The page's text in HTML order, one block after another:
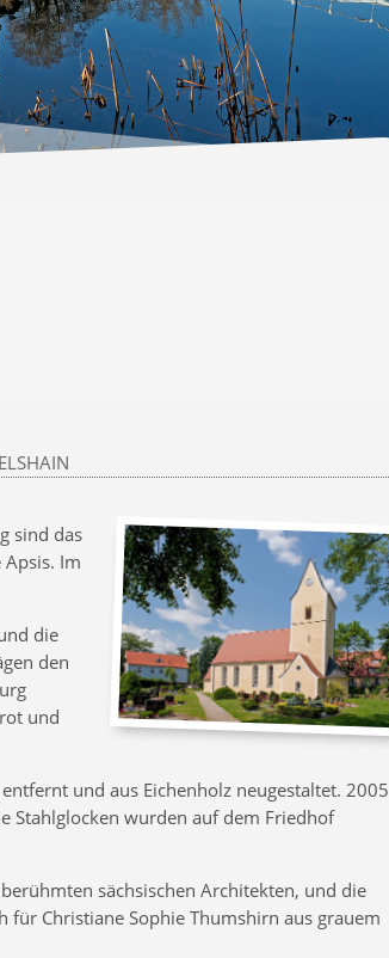
sind das
Im
die
den
und
und aus Eichenholz neugestaltet. 2005
Stahlglocken wurden auf dem Friedhof
sächsischen Architekten, und die
für Christiane Sophie Thumshirn aus grauem